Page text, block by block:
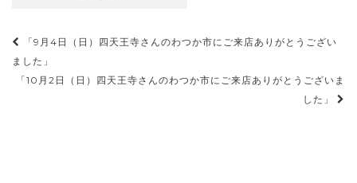
投
稿
ナ
「9月4日（日）四天王寺さんのわつか市にご来店ありがとうござい
ました」
「10月2日（日）四天王寺さんのわつか市にご来店ありがとうございま
した」